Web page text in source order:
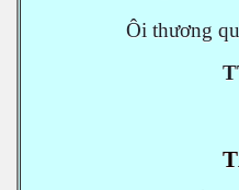
Ôi thương